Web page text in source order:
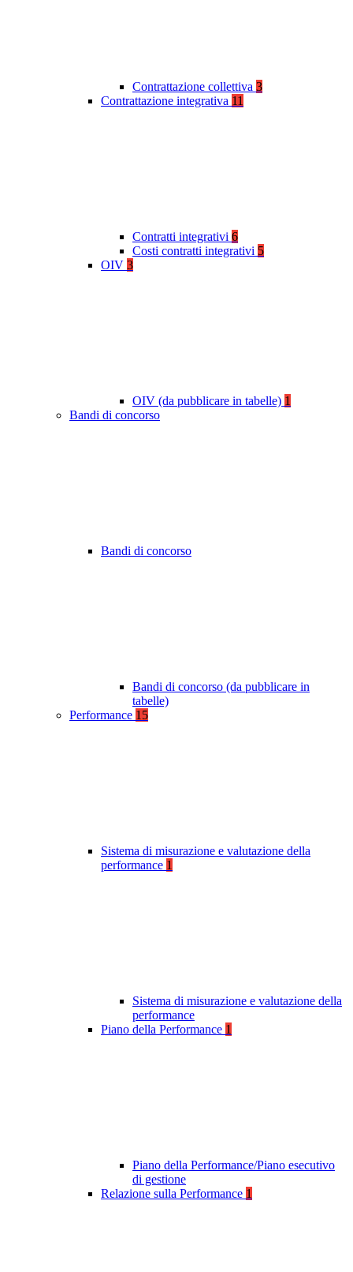
Contrattazione collettiva 3
Contrattazione integrativa 11
Contratti integrativi 6
Costi contratti integrativi 5
OIV 3
OIV (da pubblicare in tabelle) 1
Bandi di concorso
Bandi di concorso
Bandi di concorso (da pubblicare in
tabelle)
Performance 15
Sistema di misurazione e valutazione della
performance 1
Sistema di misurazione e valutazione della
performance
Piano della Performance 1
Piano della Performance/Piano esecutivo
di gestione
Relazione sulla Performance 1